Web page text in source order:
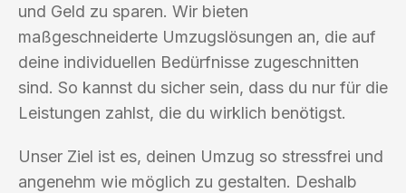
und Geld zu sparen. Wir bieten
maßgeschneiderte Umzugslösungen an, die auf
deine individuellen Bedürfnisse zugeschnitten
sind. So kannst du sicher sein, dass du nur für die
Leistungen zahlst, die du wirklich benötigst.
Unser Ziel ist es, deinen Umzug so stressfrei und
angenehm wie möglich zu gestalten. Deshalb